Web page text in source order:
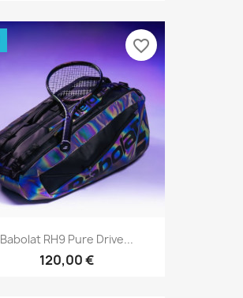
Babolat RH9 Pure Drive...
120,00 €
favorite_border